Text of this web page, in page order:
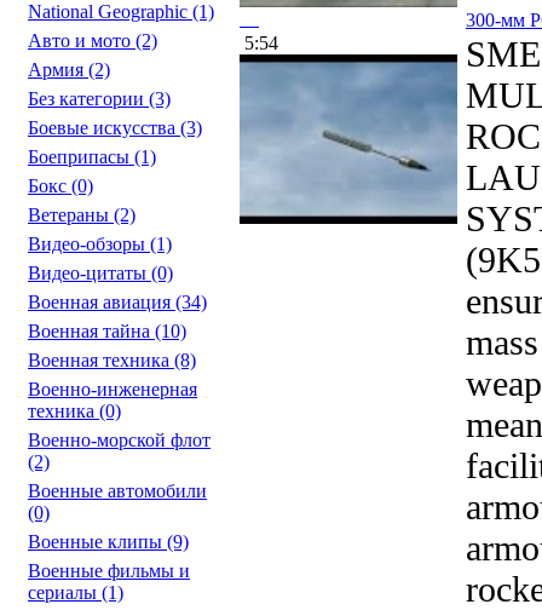
National Geographic (1)
Авто и мото (2)
Армия (2)
Без категории (3)
Боевые искусства (3)
Боеприпасы (1)
Бокс (0)
Ветераны (2)
Видео-обзоры (1)
Видео-цитаты (0)
Военная авиация (34)
Военная тайна (10)
Военная техника (8)
Военно-инженерная
техника (0)
Военно-морской флот
(2)
Военные автомобили
(0)
Военные клипы (9)
Военные фильмы и
сериалы (1)
5:54
300-мм